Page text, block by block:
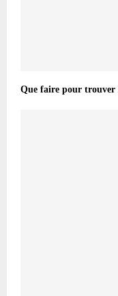
Que faire pour trouver